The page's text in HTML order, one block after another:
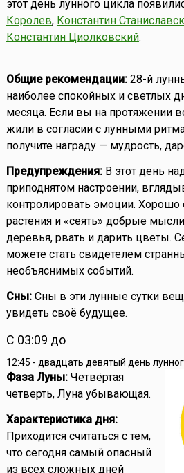
этот день лунного цикла
Королев, Константин
Константин Циолковский.
Общие рекомендации:28-й
наиболее спокойных и светлых
месяца. Если вы на протяжении
жили в согласии с лунными
получите награду — мудрость,
Предупреждения:В этот день
приподнятом настроении,
контролировать эмоции.
растения и «сеять» добрые
деревья, рвать и дарить цветы.
можете стать свидетелем
необъяснимых событий.
Сны:Сны в эти лунные сутки
увидеть своё будущее.
С 03:09 до
12:45 - двадцать девятый день
Фаза Луны:Четвёртая
четверть, Луна убывающая.
Характеристика дня:
Приходится считаться с тем,
что сегодня самый опасный
из всех сложных дней